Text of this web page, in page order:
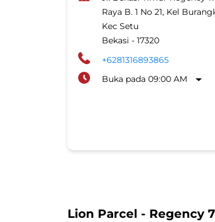
Raya B. 1 No 21, Kel
Kec Setu
Bekasi - 17320
+6281316893865
Buka pada 09:00 AM
Lion Parcel - Regency